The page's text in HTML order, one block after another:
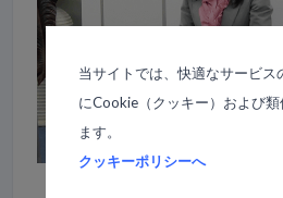
当サイトでは、快適なサービス
にCookie（クッキー）および
ます。
クッキーポリシーへ